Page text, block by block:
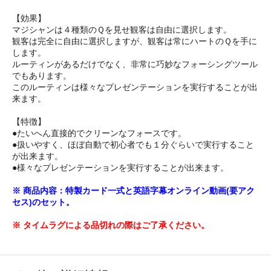
【効果】
マジシャンは４種類のＱを見せ観客は自由に選択します。
観客は完全に自由に選択しますが、観客は常にハートのＱを手に
します。
ルーティンがあるだけでなく、非常に巧妙なフォーシングツール
でもあります。
このルーティンは様々なプレゼンテーションを実行することが出
来ます。
【特徴】
●たいへん直接的でクリーンなフォースです。
●扱いやすく、ほぼ自動で初心者でも１分ぐらいで実行すること
が出来ます。
●様々なプレゼンテーションを実行することが出来ます。
※ 商品内容：特製カード一式と英語字幕オンライン動画(要アク
セス)のセット。
※ タイムラグによる品切れの際はご了承ください。